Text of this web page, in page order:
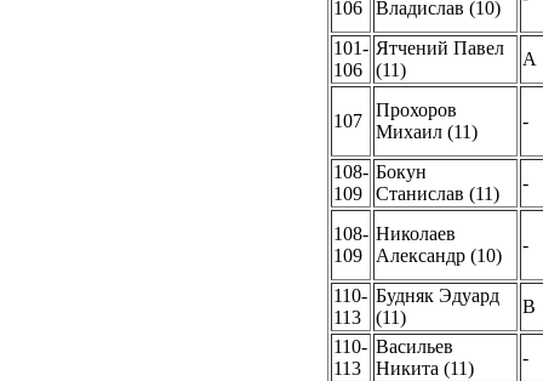
106
Владислав (10)
101-
106
Ятчений Павел
(11)
A
107
Прохоров
Михаил (11)
-
108-
109
Бокун
Станислав (11)
-
108-
109
Николаев
Александр (10)
-
110-
113
Будняк Эдуард
(11)
B
110-
113
Васильев
Никита (11)
-